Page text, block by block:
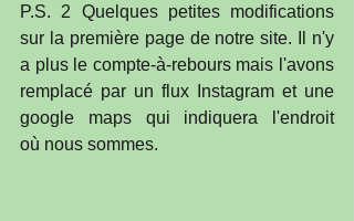
P.S. 2 Quelques petites modifications
sur la première page de notre site. Il n'y
a plus le compte-à-rebours mais l'avons
remplacé par un flux Instagram et une
google maps qui indiquera l'endroit
où nous sommes.